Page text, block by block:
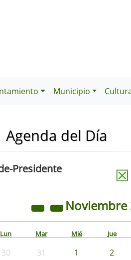
Municipio
Agenda del Día
Presidente ☒
Noviembre
Lun Mar Mié Jue
30 31 1 2